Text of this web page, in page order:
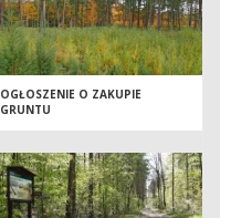
OGŁOSZENIE O ZAKUPIE
GRUNTU